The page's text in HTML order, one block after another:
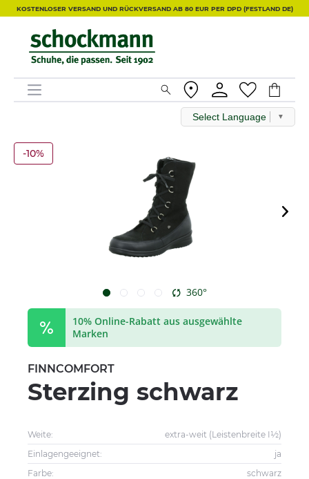
KOSTENLOSER VERSAND UND RÜCKVERSAND AB 80 EUR PER DPD (FESTLAND DE)
Select Language ▼
-10%
360°
10% Online-Rabatt aus ausgewählte
Marken
FINNCOMFORT
Sterzing schwarz
Weite:
extra-weit (Leistenbreite I½)
Einlagengeeignet:
ja
Farbe:
schwarz